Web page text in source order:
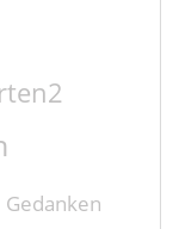
Gedanken